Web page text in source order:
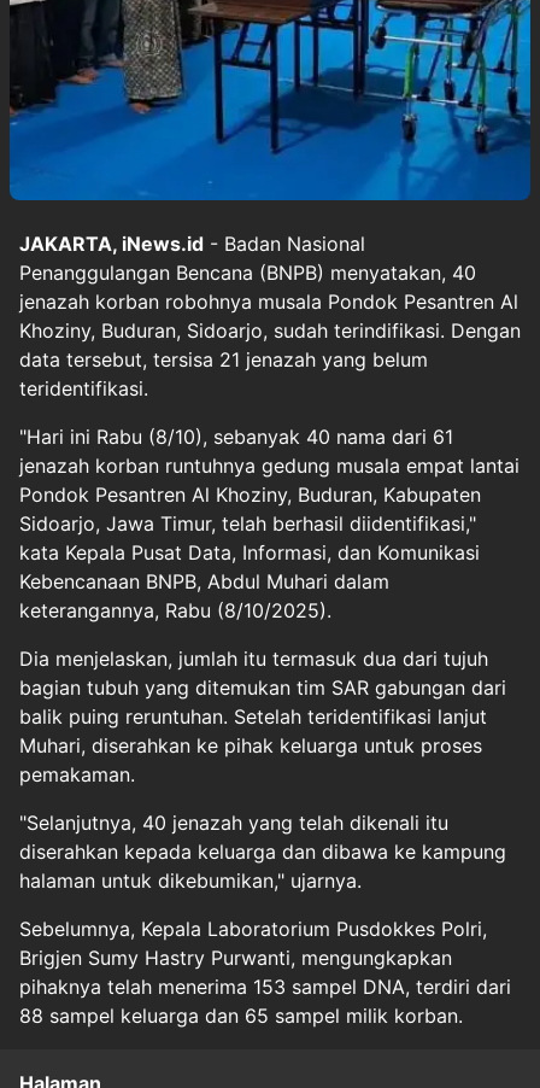
JAKARTA, iNews.id - Badan Nasional
Penanggulangan Bencana (BNPB) menyatakan, 40
jenazah korban robohnya musala Pondok Pesantren Al
Khoziny, Buduran, Sidoarjo, sudah terindifikasi. Dengan
data tersebut, tersisa 21 jenazah yang belum
teridentifikasi.
"Hari ini Rabu (8/10), sebanyak 40 nama dari 61
jenazah korban runtuhnya gedung musala empat lantai
Pondok Pesantren Al Khoziny, Buduran, Kabupaten
Sidoarjo, Jawa Timur, telah berhasil diidentifikasi,"
kata Kepala Pusat Data, Informasi, dan Komunikasi
Kebencanaan BNPB, Abdul Muhari dalam
keterangannya, Rabu (8/10/2025).
Dia menjelaskan, jumlah itu termasuk dua dari tujuh
bagian tubuh yang ditemukan tim SAR gabungan dari
balik puing reruntuhan. Setelah teridentifikasi lanjut
Muhari, diserahkan ke pihak keluarga untuk proses
pemakaman.
"Selanjutnya, 40 jenazah yang telah dikenali itu
diserahkan kepada keluarga dan dibawa ke kampung
halaman untuk dikebumikan," ujarnya.
Sebelumnya, Kepala Laboratorium Pusdokkes Polri,
Brigjen Sumy Hastry Purwanti, mengungkapkan
pihaknya telah menerima 153 sampel DNA, terdiri dari
88 sampel keluarga dan 65 sampel milik korban.
Halaman